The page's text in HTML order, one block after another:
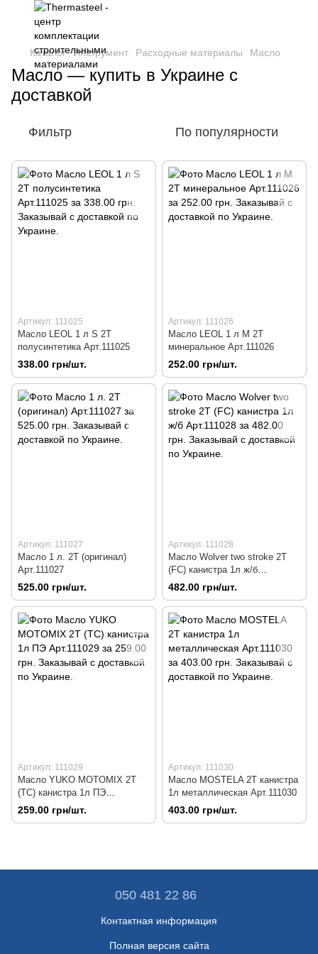
Каталог Инструмент Расходные материалы Масло
Масло — купить в Украине с
доставкой
Фильтр По популярности
Артикул: 111025
Масло LEOL 1 л S 2T
полусинтетика Арт.111025
338.00 грн/шт.
Артикул: 111026
Масло LEOL 1 л М 2T
минеральное Арт.111026
252.00 грн/шт.
Артикул: 111027
Масло 1 л. 2T (оригинал)
Арт.111027
525.00 грн/шт.
Артикул: 111028
Масло Wolver two stroke 2T
(FC) канистра 1л ж/б
Арт.111028
482.00 грн/шт.
Артикул: 111029
Масло YUKO MOTOMIX 2T
(ТС) канистра 1л ПЭ
Арт.111029
259.00 грн/шт.
Артикул: 111030
Масло MOSTELA 2T канистра
1л металлическая Арт.111030
403.00 грн/шт.
050 481 22 86
Контактная информация
Полная версия сайта